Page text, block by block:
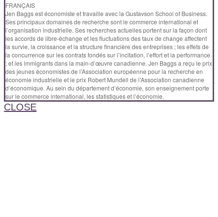
FRANÇAIS
Jen Baggs est économiste et travaille avec la Gustavson School of Business.
Ses principaux domaines de recherche sont le commerce international et
l’organisation industrielle. Ses recherches actuelles portent sur la façon dont
les accords de libre-échange et les fluctuations des taux de change affectent
la survie, la croissance et la structure financière des entreprises ; les effets de
la concurrence sur les contrats fondés sur l’incitation, l’effort et la performance
; et les immigrants dans la main-d’œuvre canadienne. Jen Baggs a reçu le prix
des jeunes économistes de l’Association européenne pour la recherche en
économie industrielle et le prix Robert Mundell de l’Association canadienne
d’économique. Au sein du département d’économie, son enseignement porte
sur le commerce international, les statistiques et l’économie.
CLOSE